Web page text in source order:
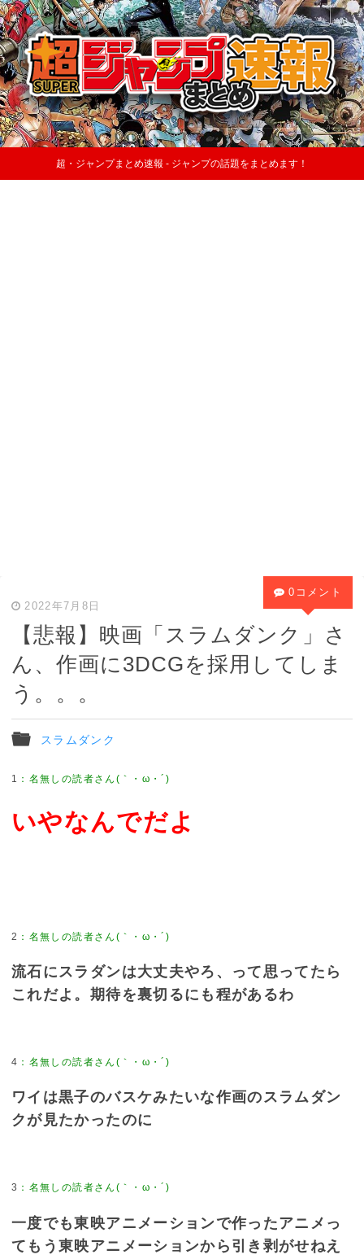
超・ジャンプまとめ速報 - ジャンプの話題をまとめます！
2022年7月8日
【悲報】映画「スラムダンク」さ
ん、作画に3DCGを採用してしま
う。。。
スラムダンク
0コメント
1
いやなんでだよ
2
流石にスラダンは大丈夫やろ、って思ってたら
これだよ。期待を裏切るにも程があるわ
4
ワイは黒子のバスケみたいな作画のスラムダン
クが見たかったのに
3
一度でも東映アニメーションで作ったアニメっ
てもう東映アニメーションから引き剥がせねえ